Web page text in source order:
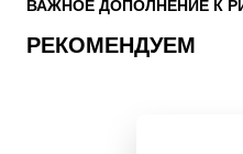
РЕКОМЕНДУЕМ
ВАЖНОЕ ДОПОЛНЕНИЕ К